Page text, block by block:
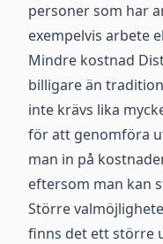
personer som har
exempelvis arbete
Mindre kostnad
billigare än
inte krävs lika
för att genomföra
man in på
eftersom man kan
Större
finns det ett större